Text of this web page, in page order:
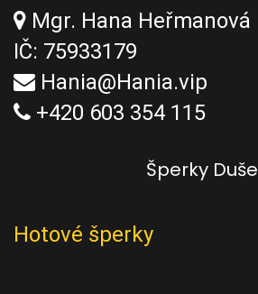
Mgr. Hana Heřmanová
IČ: 75933179
Hania@Hania.vip
+420 603 354 115
Šperky Duše
Hotové šperky